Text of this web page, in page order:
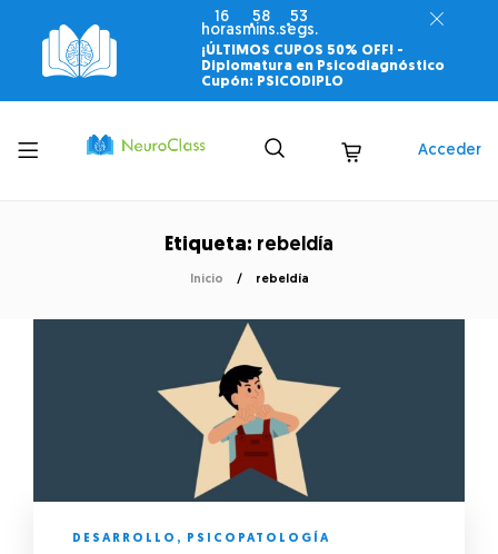
16
horas
58
mins.
53
segs.
¡ÚLTIMOS CUPOS 50% OFF! -
Diplomatura en Psicodiagnóstico
Cupón: PSICODIPLO
Toggle
menu
Acceder
Etiqueta: rebeldía
Inicio rebeldía
DESARROLLO , PSICOPATOLOGÍA